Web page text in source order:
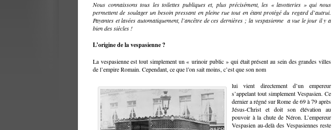
Nous connaissons tous les toilettes publiques et, plus précisément, les « lavotteries » qui nous
permettent de soulager un besoin pressant en pleine rue tout en étant protégé du regard d’autrui.
Payantes et lavées automatiquement, l’ancêtre de ces dernières ; la vespasienne a vue le jour il y a
bien des siècles !
L’origine de la vespasienne ?
La vespasienne est tout simplement un « urinoir public » qui était présent au sein des grandes villes
de l’empire Romain. Cependant, ce que l’on sait moins, c’est que son nom
lui vient directement d’un empereur
s’appelant tout simplement Vespasien. Ce
dernier a régné sur Rome de 69 à 79 après
Jésus-Christ et doit son élévation au
pouvoir à la chute de Néron. L’empereur
Vespasien au-delà des Vespasiennes reste